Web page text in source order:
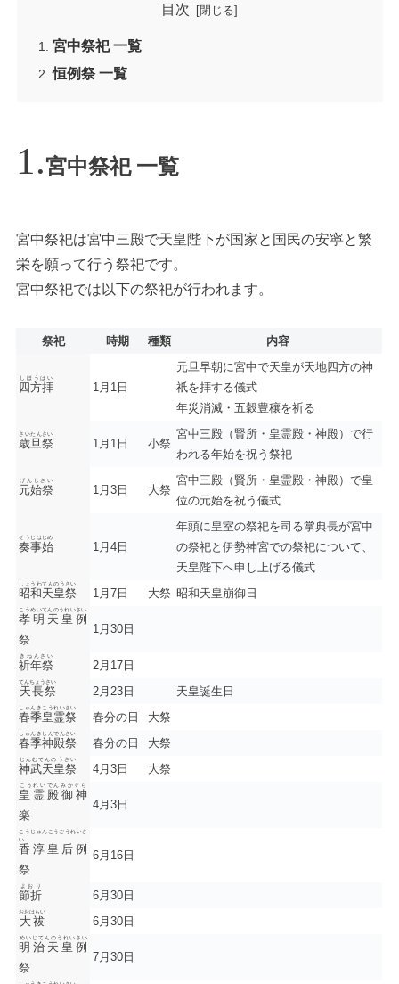
目次
宮中祭祀 一覧
恒例祭 一覧
宮中祭祀 一覧
宮中祭祀は宮中三殿で天皇陛下が国家と国民の安寧と繁
栄を願って行う祭祀です。
宮中祭祀では以下の祭祀が行われます。
祭祀 時期 種類 内容
四方拝
しほうはい
1月1日
元旦早朝に宮中で天皇が天地四方の神
祇を拝する儀式
年災消滅・五穀豊穰を祈る
歳旦祭
さいたんさい
1月1日 小祭
宮中三殿（賢所・皇霊殿・神殿）で行
われる年始を祝う祭祀
元始祭
げんしさい
1月3日 大祭
宮中三殿（賢所・皇霊殿・神殿）で皇
位の元始を祝う儀式
奏事始
そうじはじめ
1月4日
年頭に皇室の祭祀を司る掌典長が宮中
の祭祀と伊勢神宮での祭祀について、
天皇陛下へ申し上げる儀式
昭和天皇祭
しょうわてんのうさい
1月7日 大祭 昭和天皇崩御日
孝明天皇例
祭
こうめいてんのうれいさい
1月30日
祈年祭
きねんさい
2月17日
天長祭
てんちょうさい
2月23日
天皇誕生日
春季皇霊祭
しゅんきこうれいさい
春分の日
大祭
春季神殿祭
しゅんきしんでんさい
春分の日
大祭
神武天皇祭
じんむてんのうさい
4月3日
大祭
皇霊殿御神
楽
こうれいでんみかぐら
4月3日
香淳皇后例
祭
こうじゅんこうごうれいさ
い
6月16日
節折
よおり
6月30日
大祓
おおはらい
6月30日
明治天皇例
祭
めいじてんのうれいさい
7月30日